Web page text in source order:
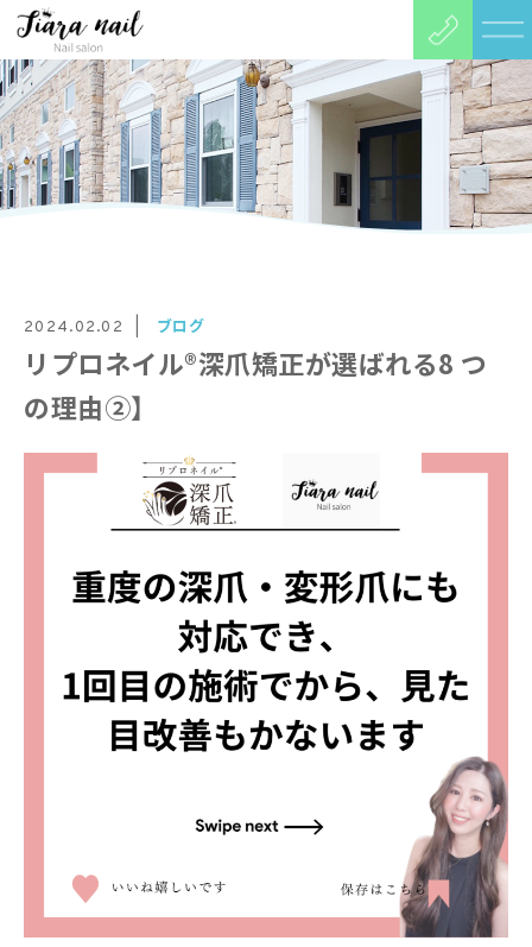
2024.02.02 ブログ
リプロネイル®深爪矯正が選ばれる8 つ
の理由②】